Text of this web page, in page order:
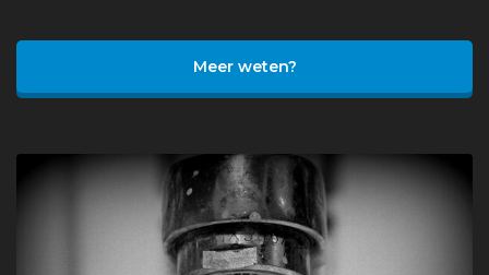
Meer weten?